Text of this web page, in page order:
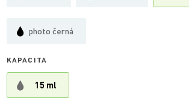
photo černá
KAPACITA
15 ml